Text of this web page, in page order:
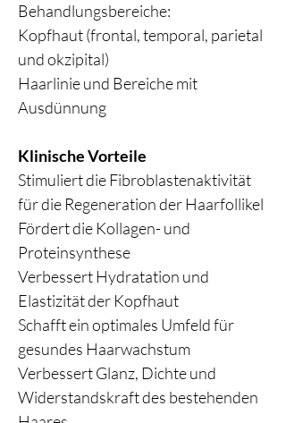
Behandlungsbereiche:
Kopfhaut (frontal, temporal, parietal
und okzipital)
Haarlinie und Bereiche mit
Ausdünnung
Klinische Vorteile
Stimuliert die Fibroblastenaktivität
für die Regeneration der Haarfollikel
Fördert die Kollagen- und
Proteinsynthese
Verbessert Hydratation und
Elastizität der Kopfhaut
Schafft ein optimales Umfeld für
gesundes Haarwachstum
Verbessert Glanz, Dichte und
Widerstandskraft des bestehenden